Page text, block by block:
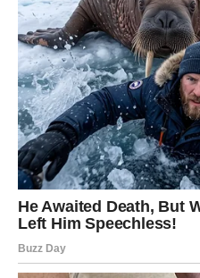
će vas osvojiti pažnjom,
razumije.
Ono što će vas posebno
pored te osobe osjećati mir
osjetile.
Mnoge Vage će tokom
da prava ljubav dolazi onda
Vage koje su zauzete mogle
nesporazume koji ih dugo